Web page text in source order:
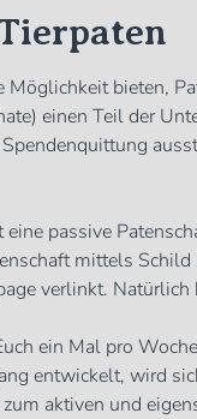
bieten,
einen Teil der
passive
mittels
verlinkt.
ein Mal pro
entwickelt, wird
aktiven und